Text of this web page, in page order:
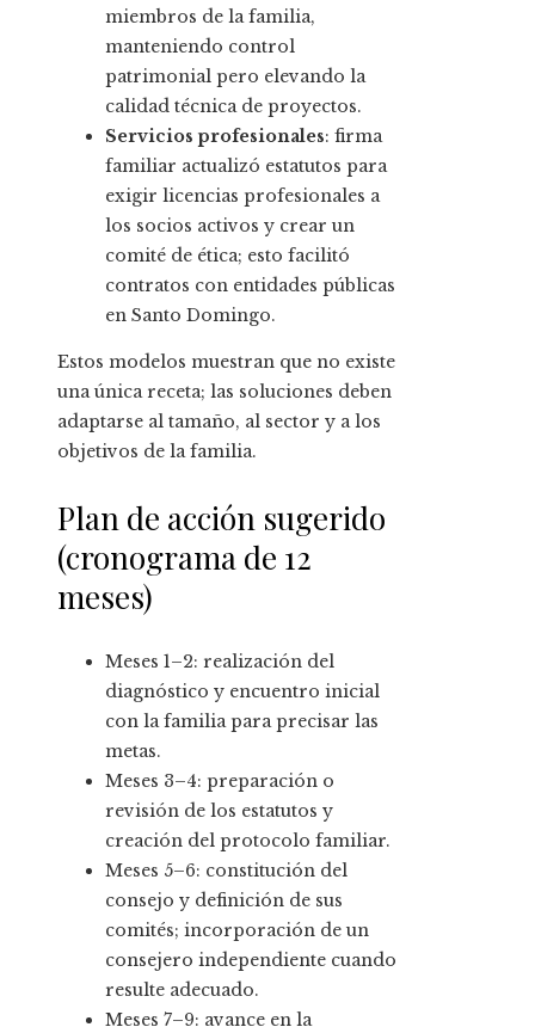
miembros de la familia,
manteniendo control
patrimonial pero elevando la
calidad técnica de proyectos.
Servicios profesionales: firma
familiar actualizó estatutos para
exigir licencias profesionales a
los socios activos y crear un
comité de ética; esto facilitó
contratos con entidades públicas
en Santo Domingo.
Estos modelos muestran que no existe
una única receta; las soluciones deben
adaptarse al tamaño, al sector y a los
objetivos de la familia.
Plan de acción sugerido
(cronograma de 12
meses)
Meses 1–2: realización del
diagnóstico y encuentro inicial
con la familia para precisar las
metas.
Meses 3–4: preparación o
revisión de los estatutos y
creación del protocolo familiar.
Meses 5–6: constitución del
consejo y definición de sus
comités; incorporación de un
consejero independiente cuando
resulte adecuado.
Meses 7–9: avance en la